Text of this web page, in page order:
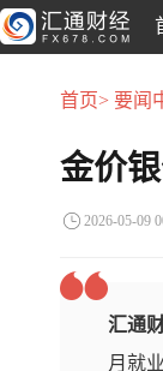
首页> 要闻
金价
2026-05-09
汇通
月就